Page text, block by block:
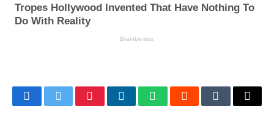
FacebookTwitterPinterestLinkedInWhatsAppRedditTumblrEmail